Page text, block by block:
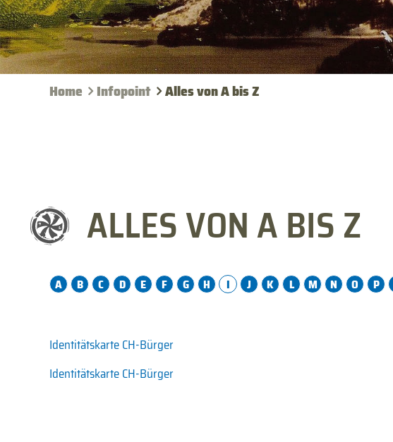
Home Infopoint Alles von A bis Z
ALLES VON A BIS Z
A B C D E F G H I J K L M N O P
Identitätskarte CH-Bürger
Identitätskarte CH-Bürger